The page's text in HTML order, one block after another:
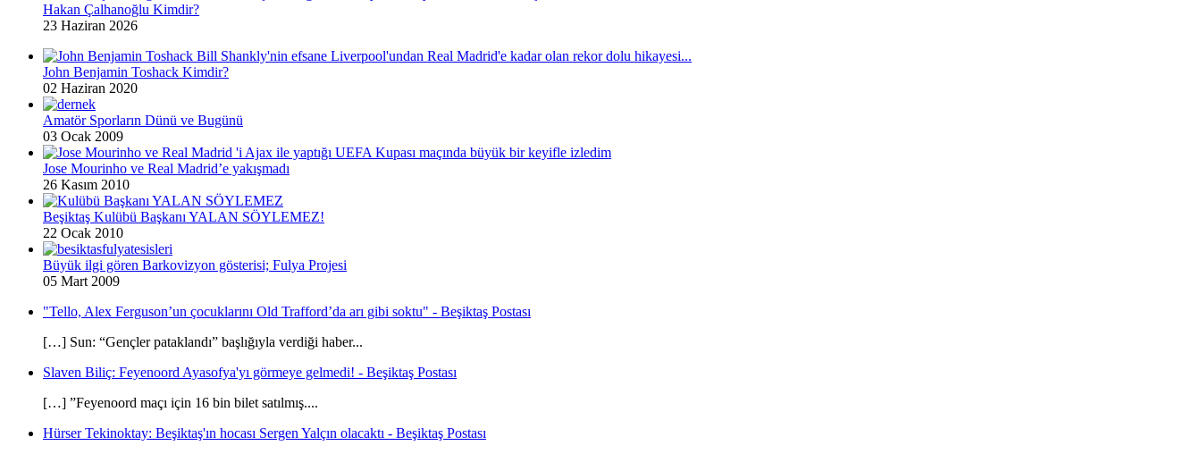
Hakan Çalhanoğlu Kimdir?
23 Haziran 2026
John Benjamin Toshack Kimdir?
02 Haziran 2020
Amatör Sporların Dünü ve Bugünü
03 Ocak 2009
Jose Mourinho ve Real Madrid’e yakışmadı
26 Kasım 2010
Beşiktaş Kulübü Başkanı YALAN SÖYLEMEZ!
22 Ocak 2010
Büyük ilgi gören Barkovizyon gösterisi; Fulya Projesi
05 Mart 2009
"Tello, Alex Ferguson’un çocuklarını Old Trafford’da arı gibi soktu" - Beşiktaş Postası
[…] Sun: “Gençler pataklandı” başlığıyla verdiği haber...
Slaven Biliç: Feyenoord Ayasofya'yı görmeye gelmedi! - Beşiktaş Postası
[…] ”Feyenoord maçı için 16 bin bilet satılmış....
Hürser Tekinoktay: Beşiktaş'ın hocası Sergen Yalçın olacaktı - Beşiktaş Postası